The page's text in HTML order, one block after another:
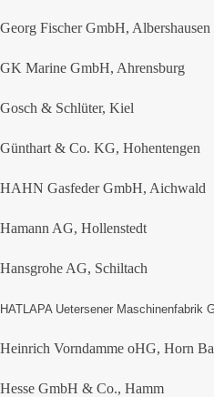
Georg Fischer GmbH, Albershausen
GK Marine GmbH, Ahrensburg
Gosch & Schlüter, Kiel
Günthart & Co. KG, Hohentengen
HAHN Gasfeder GmbH, Aichwald
Hamann AG, Hollenstedt
Hansgrohe AG, Schiltach
HATLAPA Uetersener Maschinenfabrik
Heinrich Vorndamme oHG, Horn
Hesse GmbH & Co., Hamm